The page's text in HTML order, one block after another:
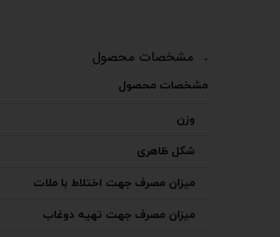
مشخصات محصول
مشخصات محصول
وزن
شکل ظاهری
میزان مصرف جهت اختلاط با ملات
میزان مصرف جهت تهیه دوغاب